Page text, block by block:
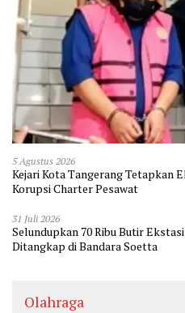
5 Agustus 2026
Kejari Kota Tangerang Tetapkan
Korupsi Charter Pesawat
31 Juli 2026
Selundupkan 70 Ribu Butir
Ditangkap di Bandara Soetta
Olahraga